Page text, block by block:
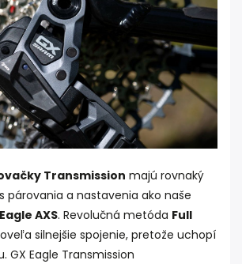
Transmission majú rovnaký
párovania a nastavenia ako naše
Eagle AXS. Revolučná metóda Full
silnejšie spojenie, pretože uchopí
GX Eagle Transmission